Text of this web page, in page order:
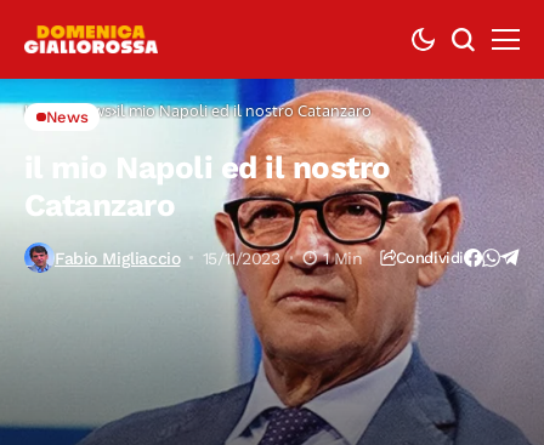
Home News il mio Napoli ed il nostro Catanzaro
News
il mio Napoli ed il nostro
Catanzaro
Fabio Migliaccio 15/11/2023 1 Min Condividi